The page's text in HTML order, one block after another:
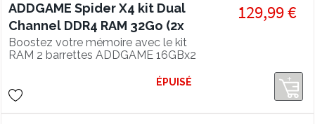
ADDGAME Spider X4 kit Dual
Channel DDR4 RAM 32Go (2x
16Go) 3600Mhz CL18 RGB
Boostez votre mémoire avec le kit
RAM 2 barrettes ADDGAME 16GBx2
avec son éclairage RGB séduisant.
129,99 €
ÉPUISÉ